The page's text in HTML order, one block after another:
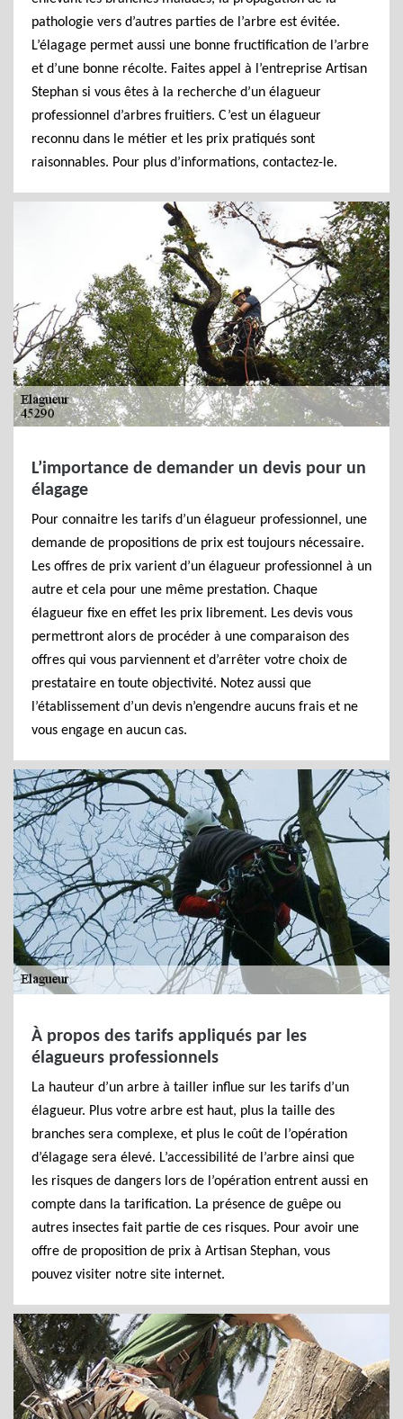
pathologie vers d’autres parties de l’arbre est évitée.
L’élagage permet aussi une bonne fructification de l’arbre
et d’une bonne récolte. Faites appel à l’entreprise Artisan
Stephan si vous êtes à la recherche d’un élagueur
professionnel d’arbres fruitiers. C’est un élagueur
reconnu dans le métier et les prix pratiqués sont
raisonnables. Pour plus d’informations, contactez-le.
L’importance de demander un devis pour un
élagage
Pour connaitre les tarifs d’un élagueur professionnel, une
demande de propositions de prix est toujours nécessaire.
Les offres de prix varient d’un élagueur professionnel à un
autre et cela pour une même prestation. Chaque
élagueur fixe en effet les prix librement. Les devis vous
permettront alors de procéder à une comparaison des
offres qui vous parviennent et d’arrêter votre choix de
prestataire en toute objectivité. Notez aussi que
l’établissement d’un devis n’engendre aucuns frais et ne
vous engage en aucun cas.
À propos des tarifs appliqués par les
élagueurs professionnels
La hauteur d’un arbre à tailler influe sur les tarifs d’un
élagueur. Plus votre arbre est haut, plus la taille des
branches sera complexe, et plus le coût de l’opération
d’élagage sera élevé. L’accessibilité de l’arbre ainsi que
les risques de dangers lors de l’opération entrent aussi en
compte dans la tarification. La présence de guêpe ou
autres insectes fait partie de ces risques. Pour avoir une
offre de proposition de prix à Artisan Stephan, vous
pouvez visiter notre site internet.